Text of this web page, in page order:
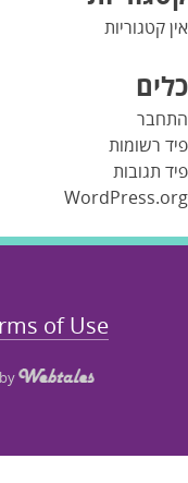
אין קטגוריות
כלים
התחבר
פיד רשומות
פיד תגובות
WordPress.org
of Use